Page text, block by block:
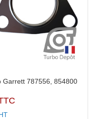
Garrett 787556, 854800